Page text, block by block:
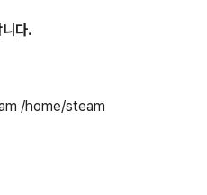
다.
/home/steam